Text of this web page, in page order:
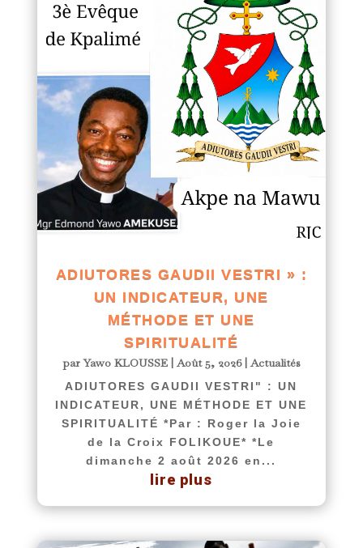
ADIUTORES GAUDII VESTRI » :
UN INDICATEUR, UNE
MÉTHODE ET UNE
SPIRITUALITÉ
parYawo KLOUSSE|Août 5, 2026|Actualités
ADIUTORES GAUDII VESTRI" : UN
INDICATEUR, UNE MÉTHODE ET UNE
SPIRITUALITÉ *Par : Roger la Joie
de la Croix FOLIKOUE* *Le
dimanche 2 août 2026 en...
lire plus